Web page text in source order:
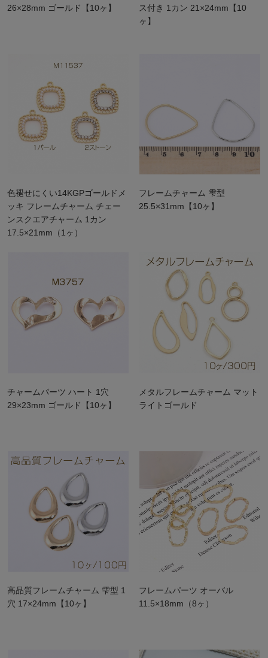
26×28mm ゴールド【10ヶ】
ス付き 1カン 21×24mm【10
ヶ】
色褪せにくい14KGPゴールドメ
ッキ フレームチャーム チェー
ンスクエアチャーム 1カン
17.5×21mm（1ヶ）
フレームチャーム 雫型
25.5×31mm【10ヶ】
チャームパーツ ハート 1穴
29×23mm ゴールド【10ヶ】
メタルフレームチャーム マット
ライトゴールド
高品質フレームチャーム 雫型 1
穴 17×24mm【10ヶ】
フレームパーツ オーバル
11.5×18mm（8ヶ）